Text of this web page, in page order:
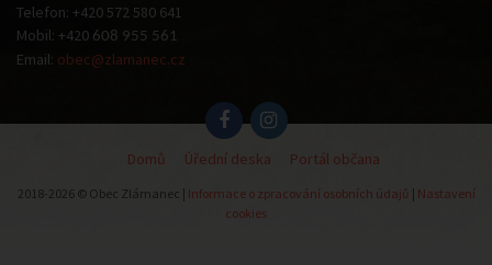
Telefon: +420 572 580 641
Mobil: +420 608 955 561
Email: obec@zlamanec.cz
Domů Úřední deska Portál občana
2018-2026 © Obec Zlámanec | Informace o zpracování osobních údajů | Nastavení
cookies